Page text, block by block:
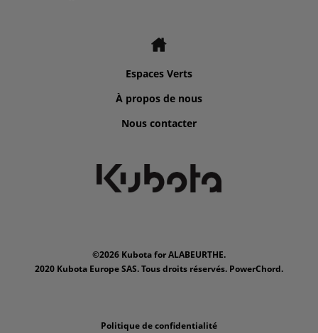
Espaces Verts
À propos de nous
Nous contacter
©2026 Kubota for ALABEURTHE.
2020 Kubota Europe SAS. Tous droits réservés. PowerChord.
Politique de confidentialité